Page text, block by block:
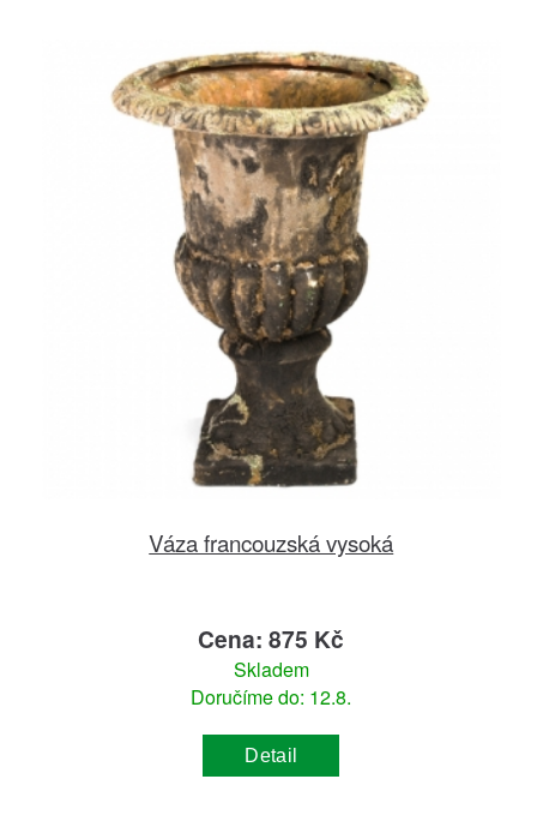
Váza francouzská vysoká
Cena: 875 Kč
Skladem
Doručíme do: 12.8.
Detail